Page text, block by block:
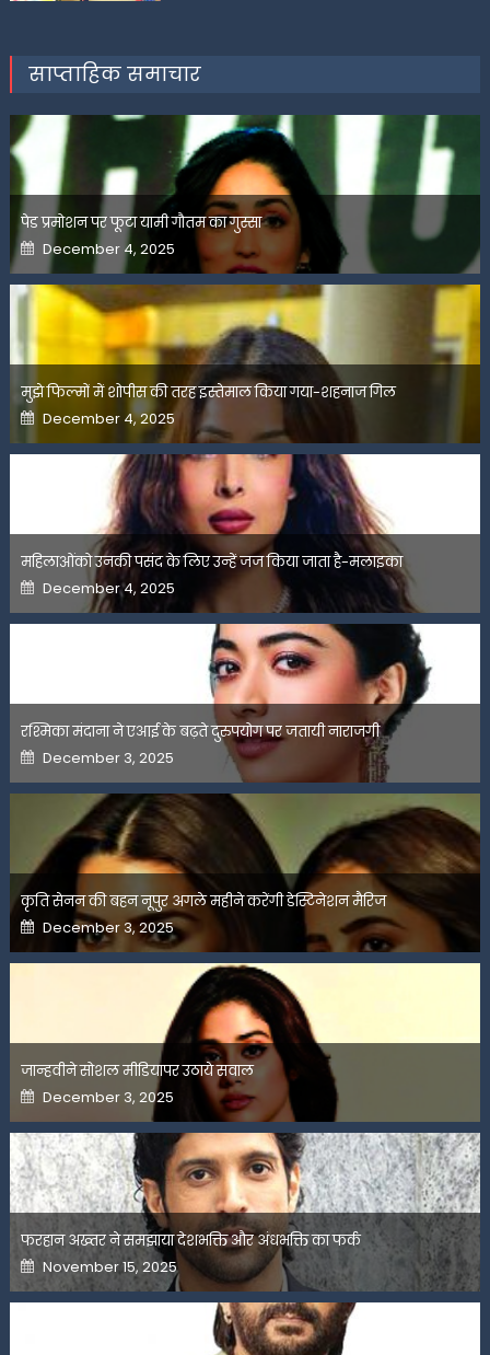
साप्ताहिक समाचार
पेड प्रमोशन पर फूटा यामी गौतम का गुस्सा
Posted
on
December 4, 2025
मुझे फिल्मों में शोपीस की तरह इस्तेमाल किया गया-शहनाज गिल
Posted
on
December 4, 2025
महिलाओंको उनकी पसंद के लिए उन्हें जज किया जाता है-मलाइका
Posted
on
December 4, 2025
रश्मिका मंदाना ने एआई के बढ़ते दुरुपयोग पर जतायी नाराजगी
Posted
on
December 3, 2025
कृति सेनन की बहन नूपुर अगले महीने करेंगी डेस्टिनेशन मैरिज
Posted
on
December 3, 2025
जान्हवीने सोशल मीडियापर उठाये सवाल
Posted
on
December 3, 2025
फरहान अख्तर ने समझाया देशभक्ति और अंधभक्ति का फर्क
Posted
on
November 15, 2025